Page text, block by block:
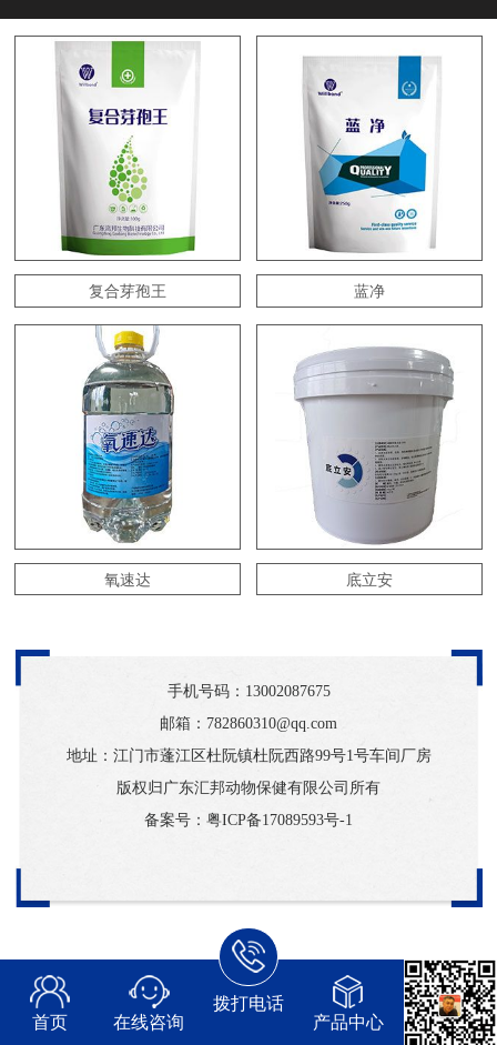
复合芽孢王 蓝净
氧速达 底立安
手机号码： 13002087675
邮箱：782860310@qq.com
地址：江门市蓬江区杜阮镇杜阮西路99号1号车间厂房
版权归广东汇邦动物保健有限公司所有
备案号： 粤ICP备17089593号-1
首页 在线咨询
拨打电话
产品中心
常见问题